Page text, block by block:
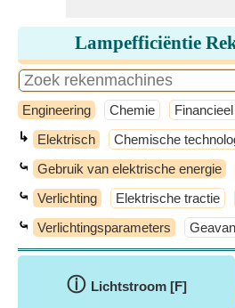
Lampefficiëntie
Engineering Chemie Financieel
↳ Elektrisch Chemische
⤿ Gebruik van elektrische energie
⤿ Verlichting Elektrische tractie
⤿ Verlichtingsparameters
ⓘ Lichtstroom [F]